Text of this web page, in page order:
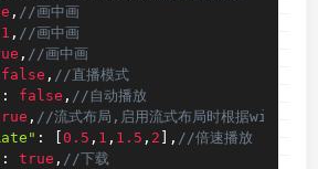
, //画中画
1 , //画中画
, //画中画
false , //直播模式
: false , //自动播放
, //流式布局,启用流式布局时根据width、
: 0.5 , 1 , 1.5 , 2 , //倍速播放
: true , //下载